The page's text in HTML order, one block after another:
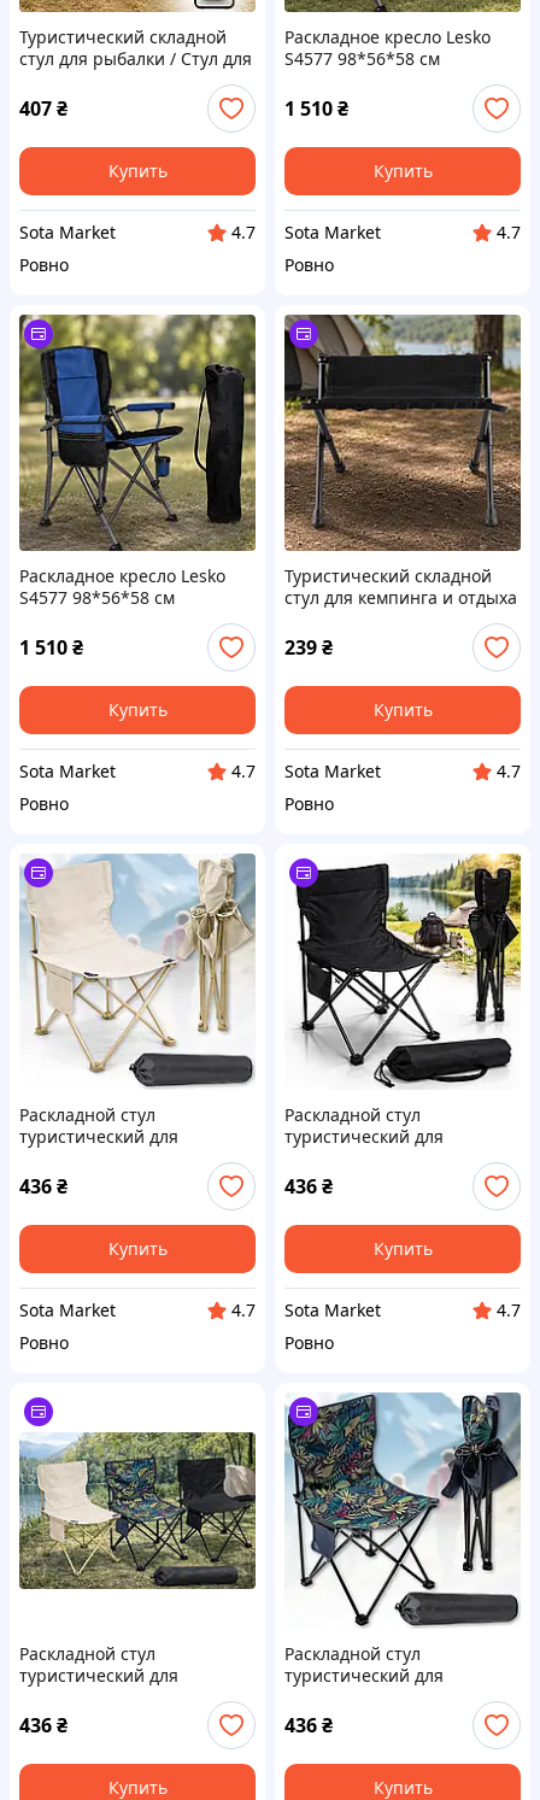
Туристический складной
стул для рыбалки / Стул для
Переносное кресло для
пикника
407₴
Купить
Sota Market
4.7
Ровно
Раскладное кресло Lesko
S4577 98*56*58 см
Черный
1 510₴
Купить
Sota Market
4.7
Ровно
Раскладное кресло Lesko
S4577 98*56*58 см
Синий
1 510₴
Купить
Sota Market
4.7
Ровно
Туристический складной
стул для кемпинга и отдыха
Портативный стул для
рыбалки / Табуретка для
пикника
239₴
Купить
Sota Market
4.7
Ровно
Раскладной стул
туристический для
карманом Бежевый
436₴
Купить
Sota Market
4.7
Ровно
Раскладной стул
туристический для
карманом Черный
436₴
Купить
Sota Market
4.7
Ровно
Раскладной стул
туристический для
карманом
436₴
Купить
Раскладной стул
туристический для
карманом Цветочный
436₴
Купить